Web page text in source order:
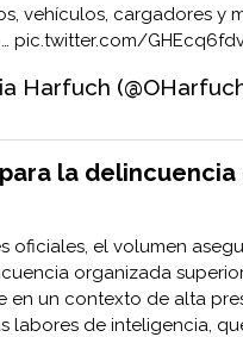
vehículos, cargadores y
pic.twitter.com/
Harfuch
la delincuencia
oficiales, el volumen
organizada
en un contexto de alta
labores de inteligencia,